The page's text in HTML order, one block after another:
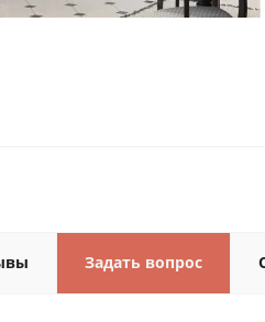
Задать вопрос